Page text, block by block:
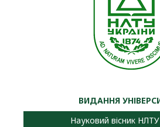
ВИДАННЯ
Науковий вісник